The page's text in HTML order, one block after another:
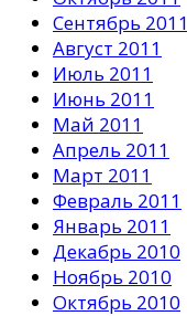
Сентябрь 2011
Август 2011
Июль 2011
Июнь 2011
Май 2011
Апрель 2011
Март 2011
Февраль 2011
Январь 2011
Декабрь 2010
Ноябрь 2010
Октябрь 2010